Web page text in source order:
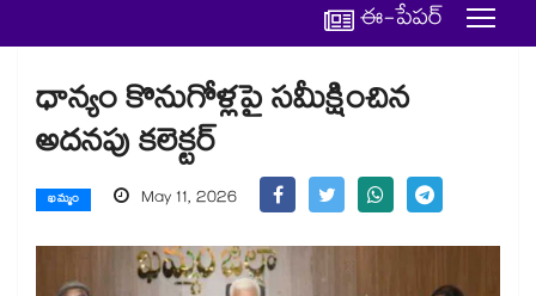
ఈ-పేపర్
ధాన్యం కొనుగోళ్లపై సమీక్షించిన
అదనపు కలెక్టర్
ఖమ్మం May 11, 2026